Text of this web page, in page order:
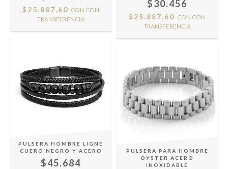
$25.887,60 CON CON
TRANSFERENCIA
$30.456
$25.887,60 CON CON
TRANSFERENCIA
PULSERA HOMBRE LIGNE
CUERO NEGRO Y ACERO
$45.684
PULSERA PARA HOMBRE
OYSTER ACERO
INOXIDABLE